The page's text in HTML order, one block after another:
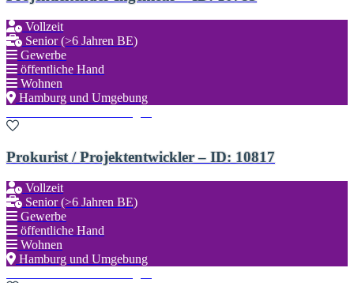
Vollzeit
Senior (>6 Jahren BE)
Gewerbe
öffentliche Hand
Wohnen
Hamburg und Umgebung
Prokurist / Projektentwickler – ID: 10817
Vollzeit
Senior (>6 Jahren BE)
Gewerbe
öffentliche Hand
Wohnen
Hamburg und Umgebung